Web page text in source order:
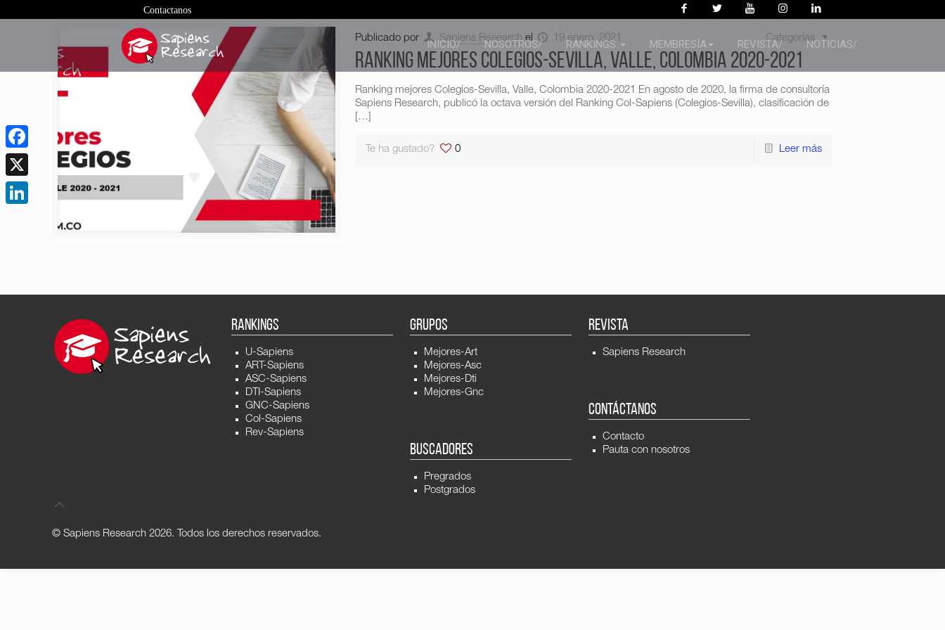
Contactanos
INICIO/ NOSOTROS/ RANKINGS MEMBRESÍA REVISTA/ NOTICIAS/
Publicado por Sapiens Research el 19 enero, 2021 Categorias
Ranking mejores Colegios-Sevilla, Valle, Colombia 2020-2021
Ranking mejores Colegios-Sevilla, Valle, Colombia 2020-2021 En agosto de 2020, la firma de consultoría
Sapiens Research, publicó la octava versión del Ranking Col-Sapiens (Colegios-Sevilla), clasificación de
[…]
Te ha gustado? 0 Leer más
RANKINGS
U-Sapiens
ART-Sapiens
ASC-Sapiens
DTI-Sapiens
GNC-Sapiens
Col-Sapiens
Rev-Sapiens
GRUPOS
Mejores-Art
Mejores-Asc
Mejores-Dti
Mejores-Gnc
BUSCADORES
Pregrados
Postgrados
REVISTA
Sapiens Research
CONTÁCTANOS
Contacto
Pauta con nosotros
© Sapiens Research2026. Todos los derechos reservados.
Facebook
X